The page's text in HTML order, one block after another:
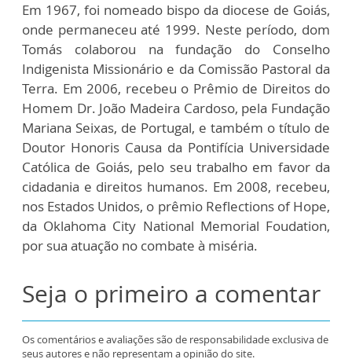
Em 1967, foi nomeado bispo da diocese de Goiás,
onde permaneceu até 1999. Neste período, dom
Tomás colaborou na fundação do Conselho
Indigenista Missionário e da Comissão Pastoral da
Terra. Em 2006, recebeu o Prêmio de Direitos do
Homem Dr. João Madeira Cardoso, pela Fundação
Mariana Seixas, de Portugal, e também o título de
Doutor Honoris Causa da Pontifícia Universidade
Católica de Goiás, pelo seu trabalho em favor da
cidadania e direitos humanos. Em 2008, recebeu,
nos Estados Unidos, o prêmio Reflections of Hope,
da Oklahoma City National Memorial Foudation,
por sua atuação no combate à miséria.
Seja o primeiro a comentar
Os comentários e avaliações são de responsabilidade exclusiva de
seus autores e não representam a opinião do site.